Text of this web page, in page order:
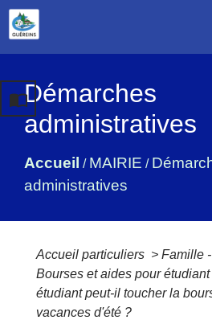
Démarches
administratives
Accueil / MAIRIE /
administratives
import_contacts
Accueil particuliers > Famille
Bourses et aides pour étudiant
étudiant peut-il toucher la
vacances d'été ?